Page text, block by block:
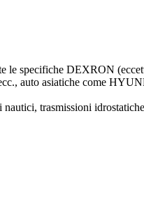
le specifiche DEXRON
auto asiatiche come
trasmissioni